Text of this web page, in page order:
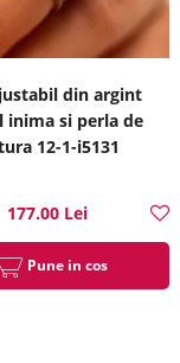
din argint
inima si perla de
12-1-i5131
177.00 Lei
Pune in cos